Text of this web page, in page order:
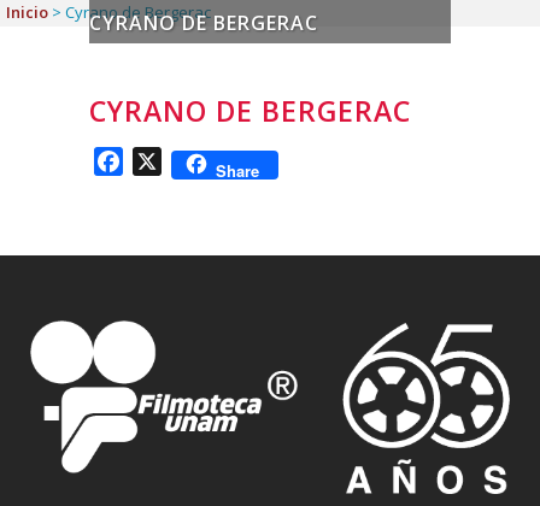
CYRANO DE BERGERAC
Inicio > Cyrano de Bergerac
CYRANO DE BERGERAC
Facebook
X Share